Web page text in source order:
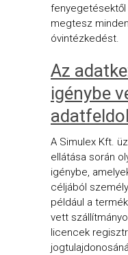
fenyegetésektől
megtesz
óvintézkedést.
Az
igénybe
A Simulex Kft.
ellátása során
igénybe,
céljából
például a
vett
licencek